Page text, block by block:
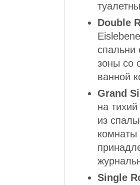
Double
спальни
зоны со
ванной
Grand
на
из
Single